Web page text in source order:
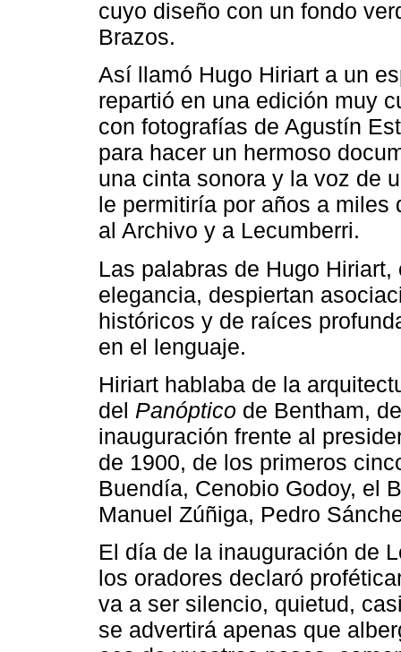
cuyo diseño con un fondo
Brazos.
Así llamó Hugo Hiriart a un
repartió en una edición muy
con fotografías de Agustín
para hacer un hermoso
una cinta sonora y la voz de
le permitiría por años a miles
al Archivo y a Lecumberri.
Las palabras de Hugo
elegancia, despiertan
históricos y de raíces
en el lenguaje.
Hiriart hablaba de la
del Panóptico de Bentham,
inauguración frente al
de 1900, de los primeros
Buendía, Cenobio Godoy, el
Manuel Zúñiga, Pedro
El día de la inauguración de
los oradores declaró
va a ser silencio, quietud,
se advertirá apenas que